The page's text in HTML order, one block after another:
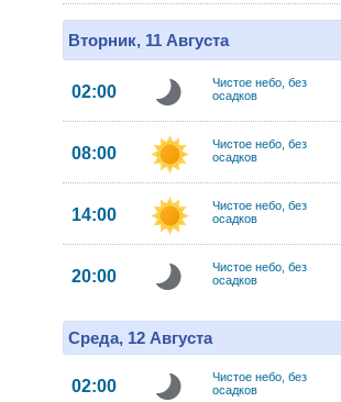
Вторник, 11 Августа
02:00
Чистое небо, без
осадков
08:00
Чистое небо, без
осадков
14:00
Чистое небо, без
осадков
20:00
Чистое небо, без
осадков
Среда, 12 Августа
02:00
Чистое небо, без
осадков